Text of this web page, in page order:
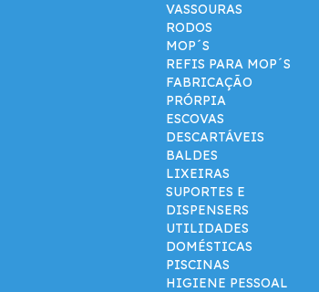
VASSOURAS
RODOS
MOP´S
REFIS PARA MOP´S
FABRICAÇÃO
PRÓRPIA
ESCOVAS
DESCARTÁVEIS
BALDES
LIXEIRAS
SUPORTES E
DISPENSERS
UTILIDADES
DOMÉSTICAS
PISCINAS
HIGIENE PESSOAL